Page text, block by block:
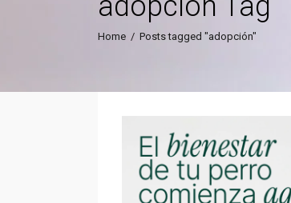
Home / Posts tagged "adopción"